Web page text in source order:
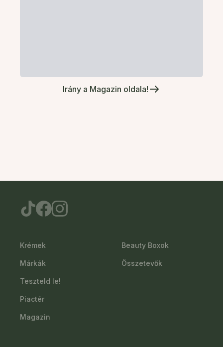
Irány a Magazin oldala!
Krémek
Márkák
Teszteld le!
Piactér
Magazin
Beauty Boxok
Összetevők